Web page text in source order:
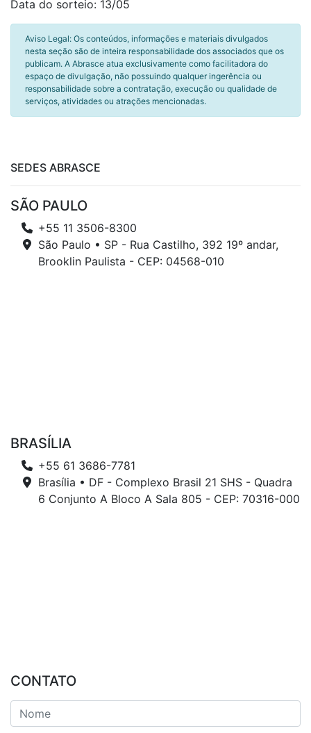
Data do sorteio: 13/05
Aviso Legal: Os conteúdos, informações e materiais divulgados
nesta seção são de inteira responsabilidade dos associados que os
publicam. A Abrasce atua exclusivamente como facilitadora do
espaço de divulgação, não possuindo qualquer ingerência ou
responsabilidade sobre a contratação, execução ou qualidade de
serviços, atividades ou atrações mencionadas.
SEDES ABRASCE
SÃO PAULO
+55 11 3506-8300
São Paulo • SP - Rua Castilho, 392 19º andar,
Brooklin Paulista - CEP: 04568-010
BRASÍLIA
+55 61 3686-7781
Brasília • DF - Complexo Brasil 21 SHS - Quadra
6 Conjunto A Bloco A Sala 805 - CEP: 70316-000
CONTATO